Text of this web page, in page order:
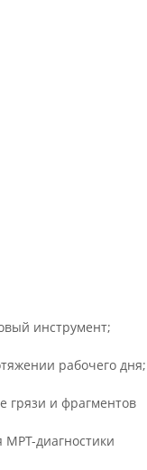
инструмент;
рабочего дня;
грязи и фрагментов
МРТ-диагностики